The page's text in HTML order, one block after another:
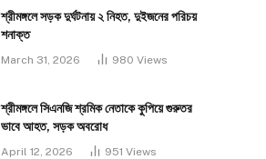
শ্রীমঙ্গলে সড়ক দুর্ঘটনায় ২ নিহত, দুইজনের পরিচয়
শনাক্ত
March 31, 2026 980 Views
শ্রীমঙ্গলে সিএনজি শ্রমিক নেতাকে কুপিয়ে গুরুতর
ভাবে আহত, সড়ক অবরোধ
April 12, 2026 951 Views